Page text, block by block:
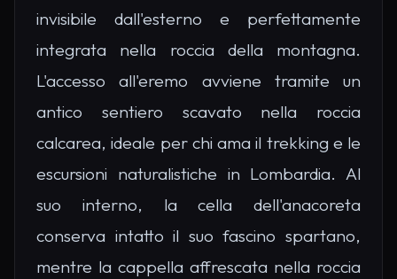
invisibile dall'esterno e perfettamente
integrata nella roccia della montagna.
L'accesso all'eremo avviene tramite un
antico sentiero scavato nella roccia
calcarea, ideale per chi ama il trekking e le
escursioni naturalistiche in Lombardia. Al
suo interno, la cella dell'anacoreta
conserva intatto il suo fascino spartano,
mentre la cappella affrescata nella roccia